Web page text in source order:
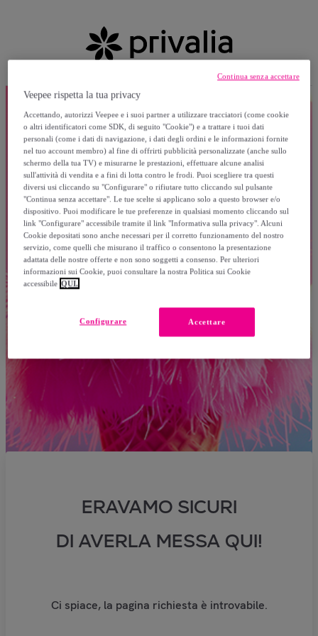
ERAVAMO SICURI
DI AVERLA MESSA QUI!
Ci spiace, la pagina richiesta è introvabile.
Veepee rispetta la tua privacy
Accettando, autorizzi Veepee e i suoi partner a utilizzare tracciatori (come cookie
o altri identificatori come SDK, di seguito "Cookie") e a trattare i tuoi dati
personali (come i dati di navigazione, i dati degli ordini e le informazioni fornite
nel tuo account membro) al fine di offrirti pubblicità personalizzate (anche sullo
schermo della tua TV) e misurarne le prestazioni, effettuare alcune analisi
sull'attività di vendita e a fini di lotta contro le frodi. Puoi scegliere tra questi
diversi usi cliccando su "Configurare" o rifiutare tutto cliccando sul pulsante
"Continua senza accettare". Le tue scelte si applicano solo a questo browser e/o
dispositivo. Puoi modificare le tue preferenze in qualsiasi momento cliccando sul
link "Configurare" accessibile tramite il link "Informativa sulla privacy". Alcuni
Cookie depositati sono anche necessari per il corretto funzionamento del nostro
servizio, come quelli che misurano il traffico o consentono la presentazione
adattata delle nostre offerte e non sono soggetti a consenso. Per ulteriori
informazioni sui Cookie, puoi consultare la nostra Politica sui Cookie
accessibile QUI.
Accettare
Configurare
Continua senza accettare